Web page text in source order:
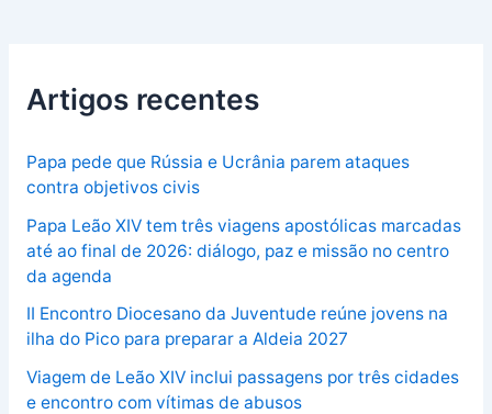
Artigos recentes
Papa pede que Rússia e Ucrânia parem ataques
contra objetivos civis
Papa Leão XIV tem três viagens apostólicas marcadas
até ao final de 2026: diálogo, paz e missão no centro
da agenda
II Encontro Diocesano da Juventude reúne jovens na
ilha do Pico para preparar a Aldeia 2027
Viagem de Leão XIV inclui passagens por três cidades
e encontro com vítimas de abusos